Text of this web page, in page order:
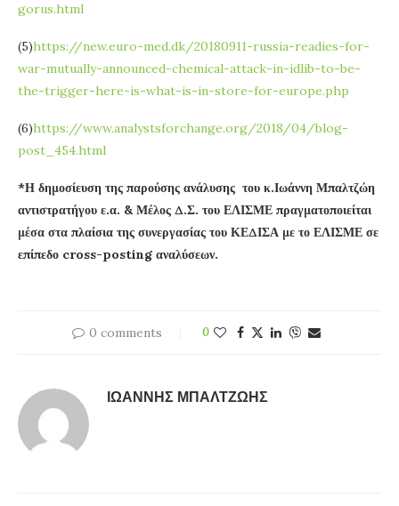
gorus.html
(5)https://new.euro-med.dk/20180911-russia-readies-for-
war-mutually-announced-chemical-attack-in-idlib-to-be-
the-trigger-here-is-what-is-in-store-for-europe.php
(6)https://www.analystsforchange.org/2018/04/blog-
post_454.html
*Η δημοσίευση της παρούσης ανάλυσης του κ.Ιωάννη Μπαλτζώη
αντιστρατήγου ε.α. & Μέλος Δ.Σ. του ΕΛΙΣΜΕ πραγματοποιείται
μέσα στα πλαίσια της συνεργασίας του ΚΕΔΙΣΑ με το ΕΛΙΣΜΕ σε
επίπεδο cross-posting αναλύσεων.
0 comments 0
ΙΩΆΝΝΗΣ ΜΠΑΛΤΖΏΗΣ